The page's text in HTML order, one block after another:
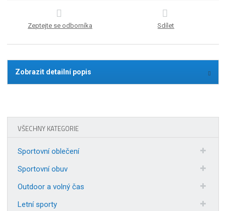
Zeptejte se odborníka Sdílet
Zobrazit detailní popis
VŠECHNY KATEGORIE
Sportovní oblečení
Sportovní obuv
Outdoor a volný čas
Letní sporty